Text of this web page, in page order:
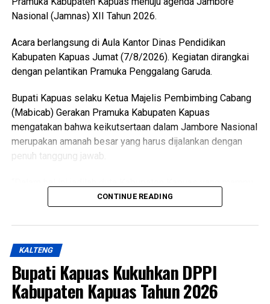
Meski begitu terjadi permasalahan atas kondisi lahan di
antaranya perbedaan data antar instansi perubahan
“Oleh karena itu terkait hal tersebut kami menyepakati data
final LP2B data LCP2B menyempurnakan Raperda melalui
(Ujg/SB)
Views: 9
Bagikan ke
Messenger 0 Twitter/X 0
Nasional (Jamnas) XII Tahun 2026.
Acara berlangsung di Aula Kantor Dinas Pendidikan
Kabupaten Kapuas Jumat (7/8/2026). Kegiatan dirangkai
dengan pelantikan Pramuka Penggalang Garuda.
Bupati Kapuas selaku Ketua Majelis Pembimbing Cabang
(Mabicab) Gerakan Pramuka Kabupaten Kapuas
mengatakan bahwa keikutsertaan dalam Jambore Nasional
merupakan amanah besar yang harus dijalankan dengan
penuh tanggung jawab.
menunjukkan sikap disiplin, sopan santun semangat
dan Dasa Dharma Pramuka,” ujarnya.
Ia mengatakan pembentukan karakter tersebut selaras
dengan penetapan predikat Pramuka Penggalang Garuda.
Oleh karena itu melalui pembinaan ketat para anggota yang
dilantik diharapkan mampu menjadi teladan.
CONTINUE READING
KALTENG
Bupati Kapuas Kukuhkan DPPI
Kabupaten Kapuas Tahun 2026